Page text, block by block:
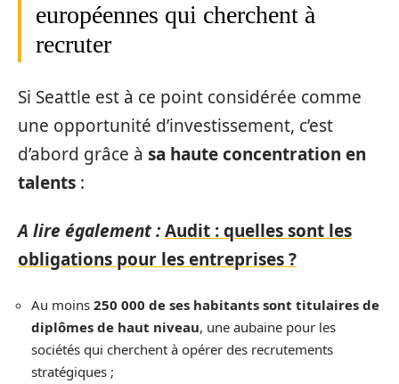
européennes qui cherchent à
recruter
Si Seattle est à ce point considérée comme
une opportunité d’investissement, c’est
d’abord grâce à sa haute concentration en
talents :
A lire également :Audit : quelles sont les
obligations pour les entreprises ?
Au moins 250 000 de ses habitants sont titulaires de
diplômes de haut niveau, une aubaine pour les
sociétés qui cherchent à opérer des recrutements
stratégiques ;